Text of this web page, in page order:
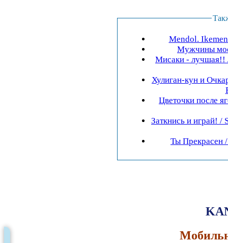
Mendol.
Мужчины
Мисаки - лучшая!!
Хулиган-кун и
Цветочки после
Заткнись и играй! /
Ты Прекрасен